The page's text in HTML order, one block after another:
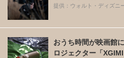
提供：ウォルト・ディズニ
おうち時間が映画館
ロジェクター「XGIMI